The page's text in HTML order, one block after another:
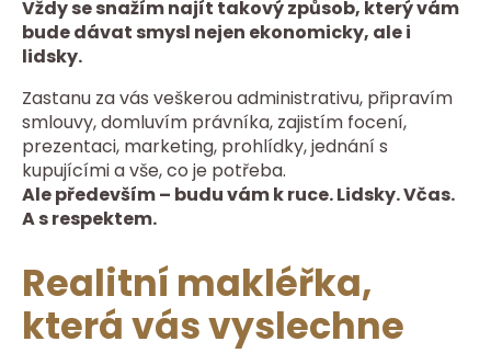
Vždy se snažím najít takový způsob, který vám
bude dávat smysl nejen ekonomicky, ale i
lidsky.
Zastanu za vás veškerou administrativu, připravím
smlouvy, domluvím právníka, zajistím focení,
prezentaci, marketing, prohlídky, jednání s
kupujícími a vše, co je potřeba.
Ale především – budu vám k ruce. Lidsky. Včas.
A s respektem.
Realitní makléřka,
která vás vyslechne